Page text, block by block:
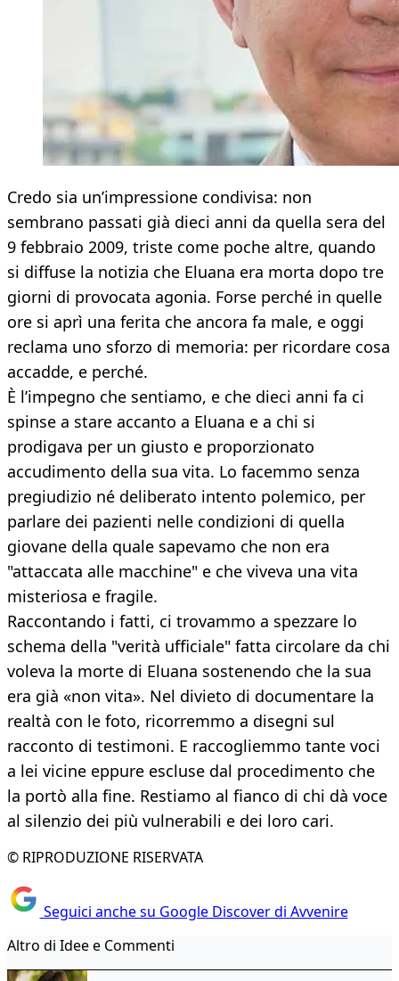
Credo sia un’impressione condivisa: non
sembrano passati già dieci anni da quella sera del
9 febbraio 2009, triste come poche altre, quando
si diffuse la notizia che Eluana era morta dopo tre
giorni di provocata agonia. Forse perché in quelle
ore si aprì una ferita che ancora fa male, e oggi
reclama uno sforzo di memoria: per ricordare cosa
accadde, e perché.
È l’impegno che sentiamo, e che dieci anni fa ci
spinse a stare accanto a Eluana e a chi si
prodigava per un giusto e proporzionato
accudimento della sua vita. Lo facemmo senza
pregiudizio né deliberato intento polemico, per
parlare dei pazienti nelle condizioni di quella
giovane della quale sapevamo che non era
"attaccata alle macchine" e che viveva una vita
misteriosa e fragile.
Raccontando i fatti, ci trovammo a spezzare lo
schema della "verità ufficiale" fatta circolare da chi
voleva la morte di Eluana sostenendo che la sua
era già «non vita». Nel divieto di documentare la
realtà con le foto, ricorremmo a disegni sul
racconto di testimoni. E raccogliemmo tante voci
a lei vicine eppure escluse dal procedimento che
la portò alla fine. Restiamo al fianco di chi dà voce
al silenzio dei più vulnerabili e dei loro cari.
© RIPRODUZIONE RISERVATA
Seguici anche su Google Discover di Avvenire
Altro di Idee e Commenti